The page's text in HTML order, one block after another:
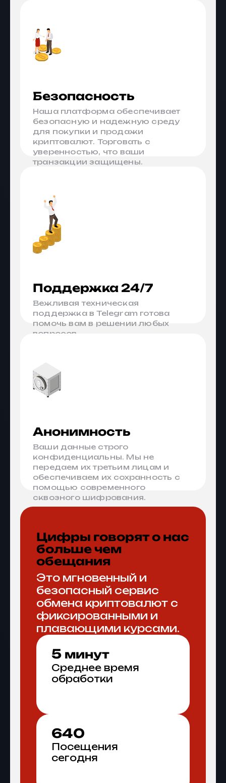
Безопасность
Наша платформа обеспечивает
безопасную и надежную среду
для покупки и продажи
криптовалют. Торговать с
уверенностью, что ваши
транзакции защищены.
Поддержка 24/7
Вежливая техническая
поддержка в Telegram готова
помочь вам в решении любых
вопросов.
Анонимность
Ваши данные строго
конфиденциальны. Мы не
передаем их третьим лицам и
обеспечиваем их сохранность с
помощью современного
сквозного шифрования.
Цифры говорят о нас
больше чем
обещания
Это мгновенный и
безопасный сервис
обмена криптовалют с
фиксированными и
плавающими курсами.
5 минут
Среднее время
обработки
640
Посещения
сегодня